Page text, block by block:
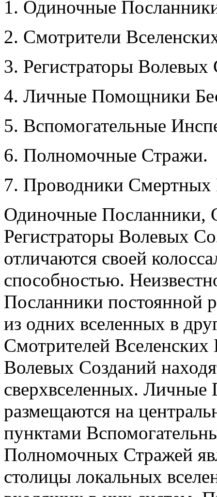
1. Одиночные
2. Смотрители
3. Регистраторы Волевых
4. Личные Помощники
5. Вспомогательные
6. Полномочные Стражи.
7. Проводники Смертных
Одиночные Посланники,
Регистраторы Волевых
отличаются своей
способностью.
Посланники постоянной
из одних вселенных в
Смотрителей Вселенских
Волевых Созданий
сверхвселенных.
размещаются на
пунктами
Полномочных Стражей
столицы локальных